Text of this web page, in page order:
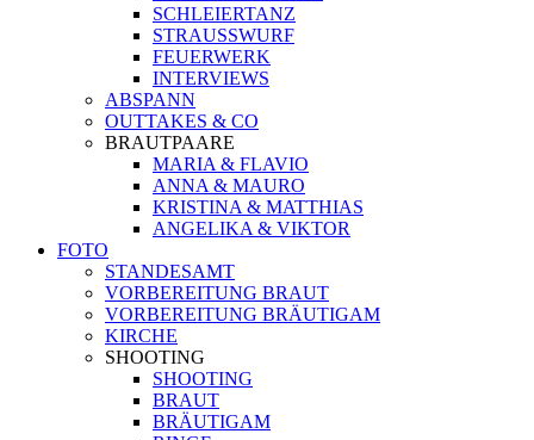
SCHLEIERTANZ
STRAUSSWURF
FEUERWERK
INTERVIEWS
ABSPANN
OUTTAKES & CO
BRAUTPAARE
MARIA & FLAVIO
ANNA & MAURO
KRISTINA & MATTHIAS
ANGELIKA & VIKTOR
FOTO
STANDESAMT
VORBEREITUNG BRAUT
VORBEREITUNG BRÄUTIGAM
KIRCHE
SHOOTING
SHOOTING
BRAUT
BRÄUTIGAM